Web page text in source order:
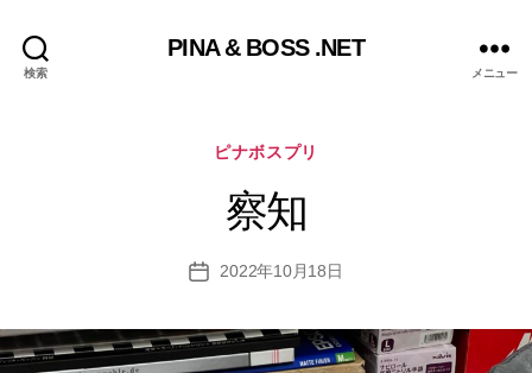
検索
PINA & BOSS .NET
メニュー
カ
ゴ
リ
ピナボスプリ
察知
投
2022年10月18日